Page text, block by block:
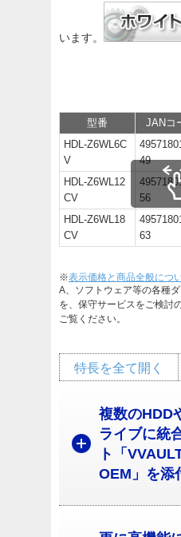
います。
型番 JANコ
HDL-Z6WL6C
V
49
HDL-Z6WL12
CV
56
HDL-Z6WL18
CV
63
※表示価格と商品全般につ
A、ソフトウェア等の各種
を、保守サービスをご検討
ご覧ください。
特長を全て開く
複数のHDD
ライブに統
ト「
OEM」を添